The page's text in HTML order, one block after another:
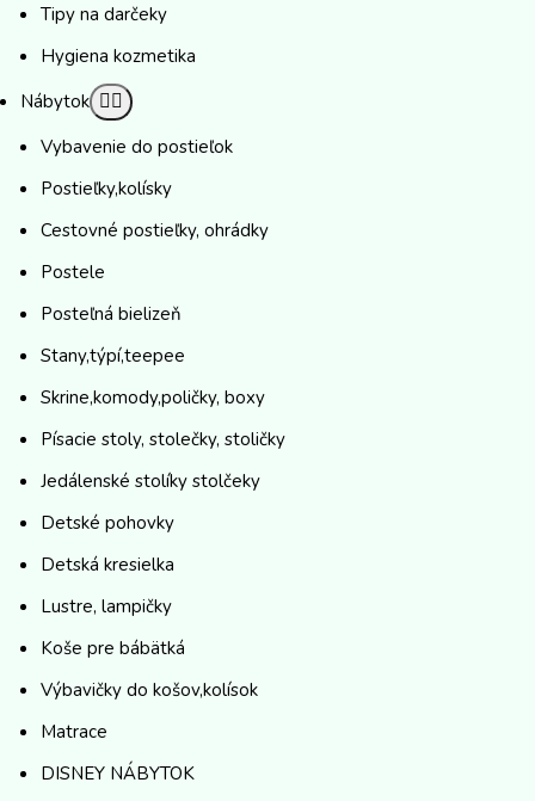
Tipy na darčeky
Hygiena kozmetika
Nábytok
Vybavenie do postieľok
Postieľky,kolísky
Cestovné postieľky, ohrádky
Postele
Posteľná bielizeň
Stany,týpí,teepee
Skrine,komody,poličky, boxy
Písacie stoly, stolečky, stoličky
Jedálenské stolíky stolčeky
Detské pohovky
Detská kresielka
Lustre, lampičky
Koše pre bábätká
Výbavičky do košov,kolísok
Matrace
DISNEY NÁBYTOK